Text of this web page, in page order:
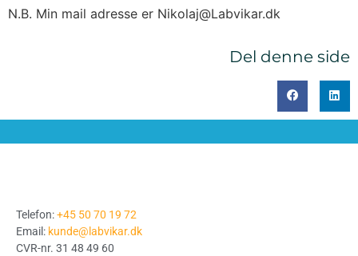
N.B. Min mail adresse er Nikolaj@Labvikar.dk
Del denne side
Telefon:+45 50 70 19 72
Email: kunde@labvikar.dk
CVR-nr. 31 48 49 60